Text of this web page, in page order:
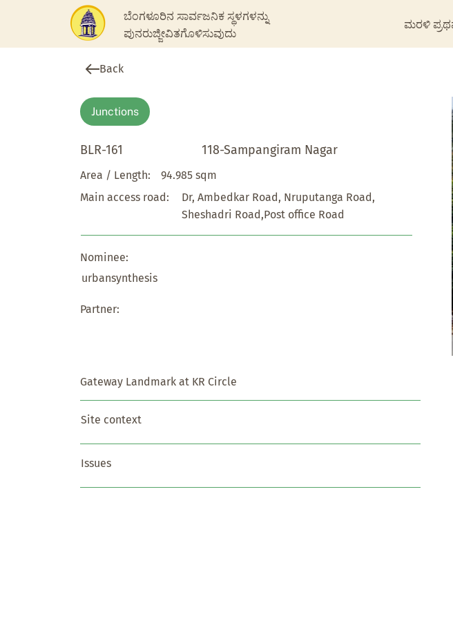
ಬೆಂಗಳೂರಿನ ಸಾರ್ವಜನಿಕ ಸ್ಥಳಗಳನ್ನು
ಪುನರುಜ್ಜೀವಿತಗೊಳಿಸುವುದು
ಮರಳಿ
Back
Junctions
BLR-161 118-Sampangiram Nagar
Area / Length:
94.985 sqm
Main access road:
Dr, Ambedkar Road, Nruputanga Road,
Sheshadri Road,Post office Road
Nominee:
urbansynthesis
Partner:
Gateway Landmark at KR Circle
Site context
Issues